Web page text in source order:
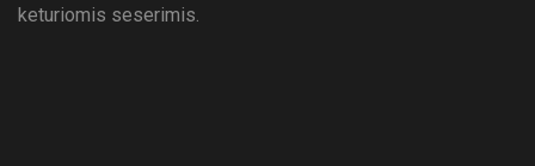
keturiomis seserimis.